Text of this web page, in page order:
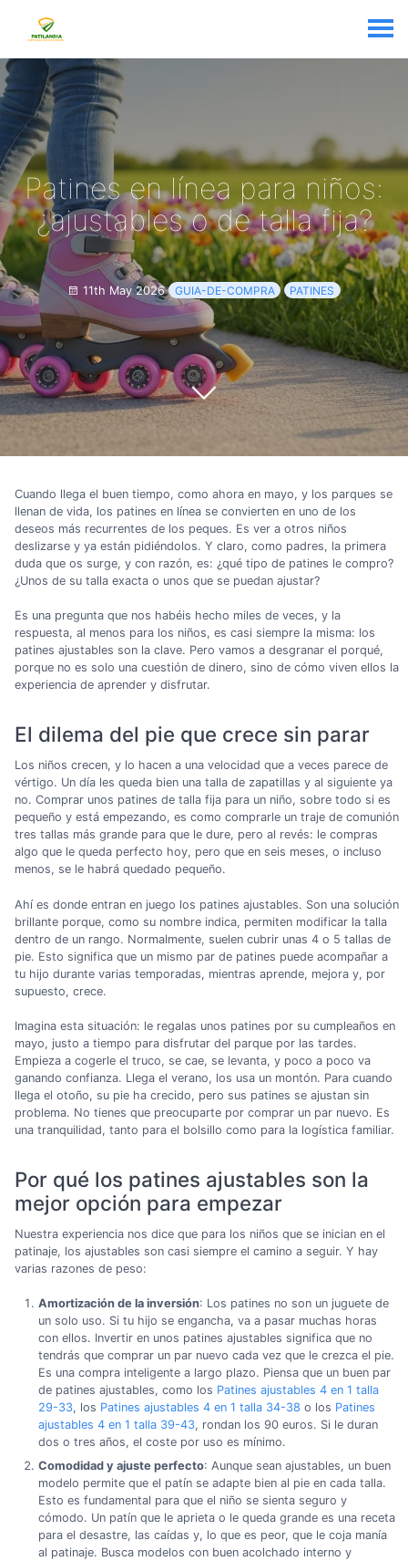
Patines en línea para niños:
¿ajustables o de talla fija?
11th May 2026 GUIA-DE-COMPRA PATINES
Cuando llega el buen tiempo, como ahora en mayo, y los parques se
llenan de vida, los patines en línea se convierten en uno de los
deseos más recurrentes de los peques. Es ver a otros niños
deslizarse y ya están pidiéndolos. Y claro, como padres, la primera
duda que os surge, y con razón, es: ¿qué tipo de patines le compro?
¿Unos de su talla exacta o unos que se puedan ajustar?
Es una pregunta que nos habéis hecho miles de veces, y la
respuesta, al menos para los niños, es casi siempre la misma: los
patines ajustables son la clave. Pero vamos a desgranar el porqué,
porque no es solo una cuestión de dinero, sino de cómo viven ellos la
experiencia de aprender y disfrutar.
El dilema del pie que crece sin parar
Los niños crecen, y lo hacen a una velocidad que a veces parece de
vértigo. Un día les queda bien una talla de zapatillas y al siguiente ya
no. Comprar unos patines de talla fija para un niño, sobre todo si es
pequeño y está empezando, es como comprarle un traje de comunión
tres tallas más grande para que le dure, pero al revés: le compras
algo que le queda perfecto hoy, pero que en seis meses, o incluso
menos, se le habrá quedado pequeño.
Ahí es donde entran en juego los patines ajustables. Son una solución
brillante porque, como su nombre indica, permiten modificar la talla
dentro de un rango. Normalmente, suelen cubrir unas 4 o 5 tallas de
pie. Esto significa que un mismo par de patines puede acompañar a
tu hijo durante varias temporadas, mientras aprende, mejora y, por
supuesto, crece.
Imagina esta situación: le regalas unos patines por su cumpleaños en
mayo, justo a tiempo para disfrutar del parque por las tardes.
Empieza a cogerle el truco, se cae, se levanta, y poco a poco va
ganando confianza. Llega el verano, los usa un montón. Para cuando
llega el otoño, su pie ha crecido, pero sus patines se ajustan sin
problema. No tienes que preocuparte por comprar un par nuevo. Es
una tranquilidad, tanto para el bolsillo como para la logística familiar.
Por qué los patines ajustables son la
mejor opción para empezar
Nuestra experiencia nos dice que para los niños que se inician en el
patinaje, los ajustables son casi siempre el camino a seguir. Y hay
varias razones de peso:
Amortización de la inversión: Los patines no son un juguete de
un solo uso. Si tu hijo se engancha, va a pasar muchas horas
con ellos. Invertir en unos patines ajustables significa que no
tendrás que comprar un par nuevo cada vez que le crezca el pie.
Es una compra inteligente a largo plazo. Piensa que un buen par
de patines ajustables, como los Patines ajustables 4 en 1 talla
29-33, los Patines ajustables 4 en 1 talla 34-38 o los Patines
ajustables 4 en 1 talla 39-43, rondan los 90 euros. Si le duran
dos o tres años, el coste por uso es mínimo.
Comodidad y ajuste perfecto: Aunque sean ajustables, un buen
modelo permite que el patín se adapte bien al pie en cada talla.
Esto es fundamental para que el niño se sienta seguro y
cómodo. Un patín que le aprieta o le queda grande es una receta
para el desastre, las caídas y, lo que es peor, que le coja manía
al patinaje. Busca modelos con buen acolchado interno y